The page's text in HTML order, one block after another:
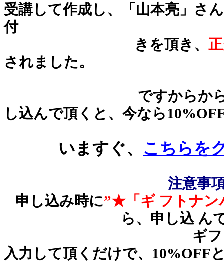
受講して作成し、「山本亮」さ
付
きを頂き、
されました。
ですからから
し込んで頂くと、今なら
いますぐ、 こちらを
注意事
申し込み時に”★「ギ フトナン
ら、申し込 ん
ギフトナ
入力して頂くだけで、10%OFF